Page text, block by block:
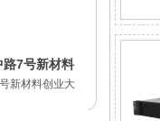
路7号新材料
新材料创业大